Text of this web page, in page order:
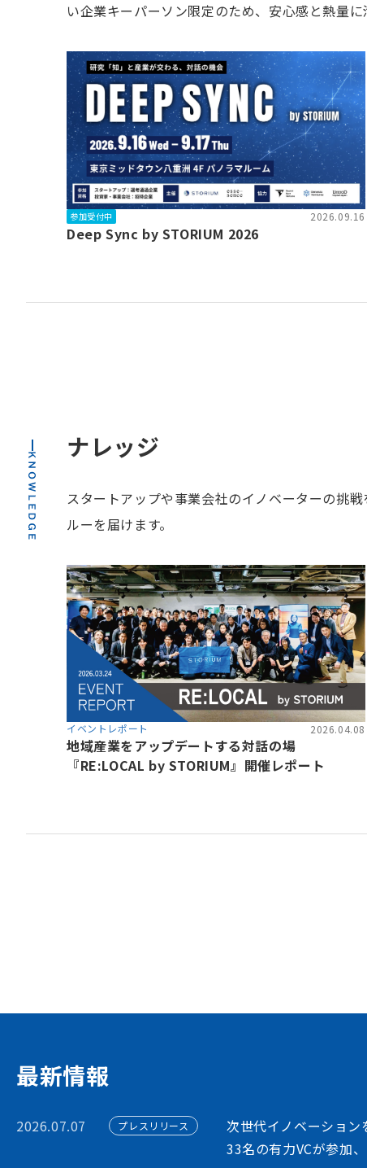
い企業キーパーソン限定のため、安心感と熱量
参加受付中 2026.09.16
Deep Sync by STORIUM 2026
ナレッジ
スタートアップや事業会社のイノベーターの挑
ルーを届けます。
イベントレポート 2026.04.08
地域産業をアップデートする対話の場
『RE:LOCAL by STORIUM』開催レポート
最新情報
2026.07.07 プレスリリース
次世代イノベーション
33名の有力VCが参加